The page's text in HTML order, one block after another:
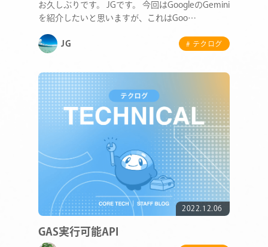
お久しぶりです。 JGです。 今回はGoogleのGemini
を紹介したいと思いますが、これはGoo…
JG # テクログ
2022.12.06
GAS実行可能API